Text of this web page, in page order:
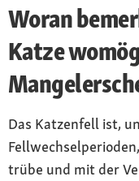
Woran
Katze
Das Katzenfell ist,
trübe und mit der